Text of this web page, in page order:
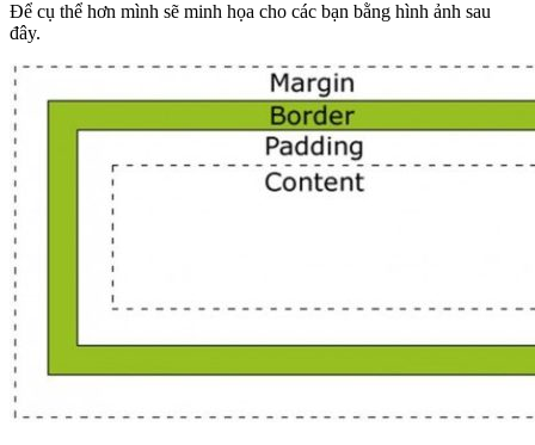
Để cụ thể hơn mình sẽ minh họa cho các bạn bằng hình ảnh sau
đây.